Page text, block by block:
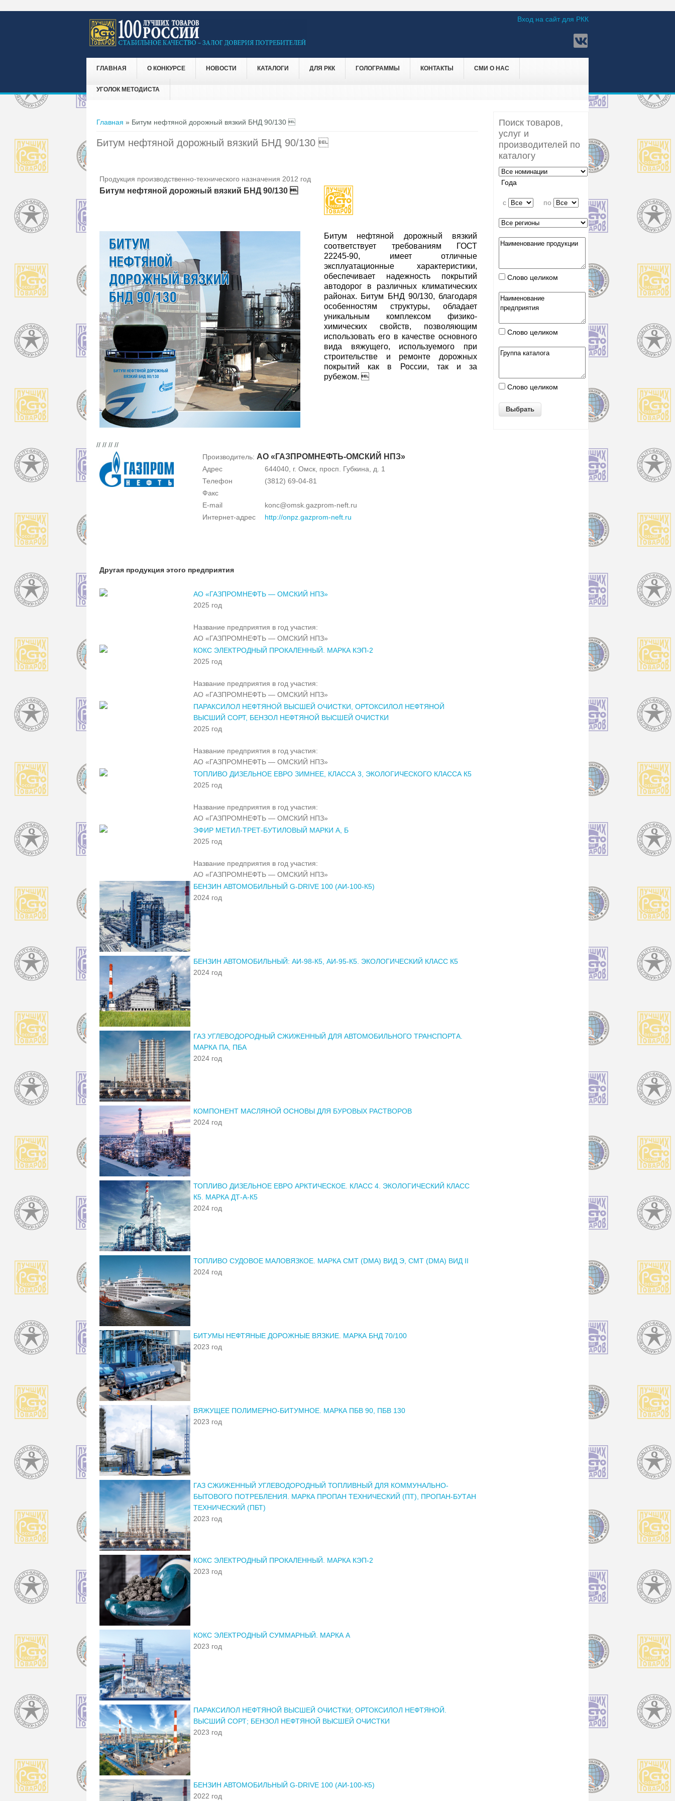
Вход на сайт для РКК
ГЛАВНАЯ О КОНКУРСЕ НОВОСТИ КАТАЛОГИ ДЛЯ РКК ГОЛОГРАММЫ КОНТАКТЫ СМИ О НАС
УГОЛОК МЕТОДИСТА
Вы здесь
Главная » Битум нефтяной дорожный вязкий БНД 90/130 
Битум нефтяной дорожный вязкий БНД 90/130 
Продукция производственно-технического назначения 2012 год
Битум нефтяной дорожный вязкий БНД 90/130 
Битум нефтяной дорожный вязкий
соответствует требованиям ГОСТ
22245-90, имеет отличные
эксплуатационные характеристики,
обеспечивает надежность покрытий
автодорог в различных климатических
районах. Битум БНД 90/130, благодаря
особенностям структуры, обладает
уникальным комплексом физико-
химических свойств, позволяющим
использовать его в качестве основного
вида вяжущего, используемого при
строительстве и ремонте дорожных
покрытий как в России, так и за
рубежом. 
// // // //
Производитель: АО «ГАЗПРОМНЕФТЬ-ОМСКИЙ НПЗ»
Адрес
644040, г. Омск, просп. Губкина, д. 1
Телефон
(3812) 69-04-81
Факс
E-mail
konc@omsk.gazprom-neft.ru
Интернет-адрес
http://onpz.gazprom-neft.ru
Другая продукция этого предприятия
АО «ГАЗПРОМНЕФТЬ — ОМСКИЙ НПЗ»
2025 год
Название предприятия в год участия:
АО «ГАЗПРОМНЕФТЬ — ОМСКИЙ НПЗ»
КОКС ЭЛЕКТРОДНЫЙ ПРОКАЛЕННЫЙ. МАРКА КЭП-2
2025 год
Название предприятия в год участия:
АО «ГАЗПРОМНЕФТЬ — ОМСКИЙ НПЗ»
ПАРАКСИЛОЛ НЕФТЯНОЙ ВЫСШЕЙ ОЧИСТКИ, ОРТОКСИЛОЛ НЕФТЯНОЙ
ВЫСШИЙ СОРТ, БЕНЗОЛ НЕФТЯНОЙ ВЫСШЕЙ ОЧИСТКИ
2025 год
Название предприятия в год участия:
АО «ГАЗПРОМНЕФТЬ — ОМСКИЙ НПЗ»
ТОПЛИВО ДИЗЕЛЬНОЕ ЕВРО ЗИМНЕЕ, КЛАССА 3, ЭКОЛОГИЧЕСКОГО КЛАССА К5
2025 год
Название предприятия в год участия:
АО «ГАЗПРОМНЕФТЬ — ОМСКИЙ НПЗ»
ЭФИР МЕТИЛ-ТРЕТ-БУТИЛОВЫЙ МАРКИ А, Б
2025 год
Название предприятия в год участия:
АО «ГАЗПРОМНЕФТЬ — ОМСКИЙ НПЗ»
БЕНЗИН АВТОМОБИЛЬНЫЙ G-DRIVE 100 (АИ-100-К5)
2024 год
БЕНЗИН АВТОМОБИЛЬНЫЙ: АИ-98-К5, АИ-95-К5. ЭКОЛОГИЧЕСКИЙ КЛАСС К5
2024 год
ГАЗ УГЛЕВОДОРОДНЫЙ СЖИЖЕННЫЙ ДЛЯ АВТОМОБИЛЬНОГО ТРАНСПОРТА.
МАРКА ПА, ПБА
2024 год
КОМПОНЕНТ МАСЛЯНОЙ ОСНОВЫ ДЛЯ БУРОВЫХ РАСТВОРОВ
2024 год
ТОПЛИВО ДИЗЕЛЬНОЕ ЕВРО АРКТИЧЕСКОЕ. КЛАСС 4. ЭКОЛОГИЧЕСКИЙ КЛАСС
К5. МАРКА ДТ-А-К5
2024 год
ТОПЛИВО СУДОВОЕ МАЛОВЯЗКОЕ. МАРКА СМТ (DMA) ВИД Э, СМТ (DMA) ВИД II
2024 год
БИТУМЫ НЕФТЯНЫЕ ДОРОЖНЫЕ ВЯЗКИЕ. МАРКА БНД 70/100
2023 год
ВЯЖУЩЕЕ ПОЛИМЕРНО-БИТУМНОЕ. МАРКА ПБВ 90, ПБВ 130
2023 год
ГАЗ СЖИЖЕННЫЙ УГЛЕВОДОРОДНЫЙ ТОПЛИВНЫЙ ДЛЯ КОММУНАЛЬНО-
БЫТОВОГО ПОТРЕБЛЕНИЯ. МАРКА ПРОПАН ТЕХНИЧЕСКИЙ (ПТ), ПРОПАН-БУТАН
ТЕХНИЧЕСКИЙ (ПБТ)
2023 год
КОКС ЭЛЕКТРОДНЫЙ ПРОКАЛЕННЫЙ. МАРКА КЭП-2
2023 год
КОКС ЭЛЕКТРОДНЫЙ СУММАРНЫЙ. МАРКА А
2023 год
ПАРАКСИЛОЛ НЕФТЯНОЙ ВЫСШЕЙ ОЧИСТКИ; ОРТОКСИЛОЛ НЕФТЯНОЙ.
ВЫСШИЙ СОРТ; БЕНЗОЛ НЕФТЯНОЙ ВЫСШЕЙ ОЧИСТКИ
2023 год
БЕНЗИН АВТОМОБИЛЬНЫЙ G-DRIVE 100 (АИ-100-К5)
2022 год
Поиск товаров,
услуг и
производителей по
каталогу
Года
c по
Слово целиком
Слово целиком
Слово целиком